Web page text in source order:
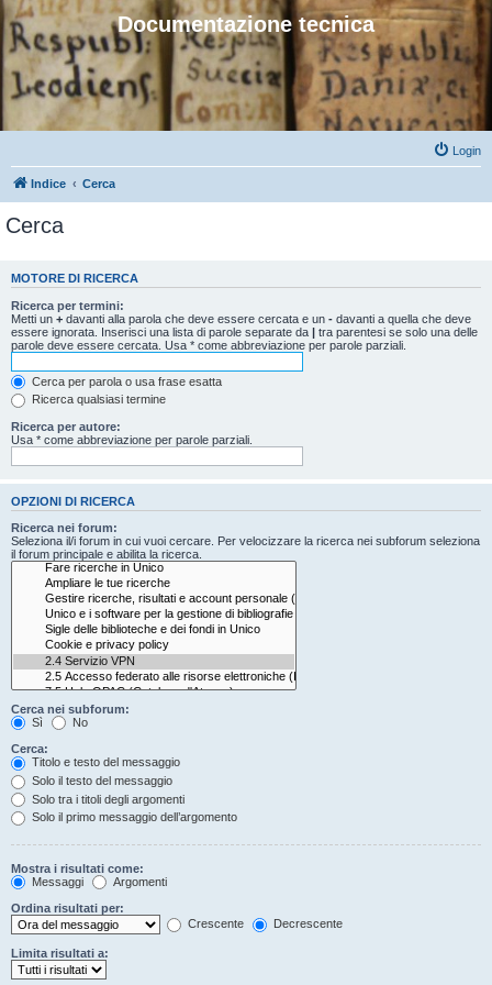
Documentazione tecnica
Login
Indice Cerca
Cerca
MOTORE DI RICERCA
Ricerca per termini:
Metti un + davanti alla parola che deve essere cercata e un - davanti a quella che deve
essere ignorata. Inserisci una lista di parole separate da | tra parentesi se solo una delle
parole deve essere cercata. Usa * come abbreviazione per parole parziali.
Cerca per parola o usa frase esatta
Ricerca qualsiasi termine
Ricerca per autore:
Usa * come abbreviazione per parole parziali.
OPZIONI DI RICERCA
Ricerca nei forum:
Seleziona il/i forum in cui vuoi cercare. Per velocizzare la ricerca nei subforum seleziona
il forum principale e abilita la ricerca.
Cerca nei subforum:
Sì
No
Cerca:
Titolo e testo del messaggio
Solo il testo del messaggio
Solo tra i titoli degli argomenti
Solo il primo messaggio dell’argomento
Mostra i risultati come:
Messaggi
Argomenti
Ordina risultati per:
Crescente
Decrescente
Limita risultati a: